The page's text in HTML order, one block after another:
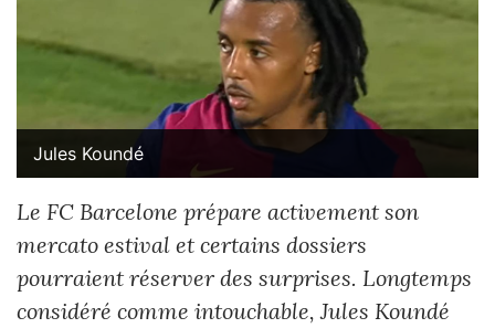
Jules Koundé
Le FC Barcelone prépare activement son
mercato estival et certains dossiers
pourraient réserver des surprises. Longtemps
considéré comme intouchable, Jules Koundé